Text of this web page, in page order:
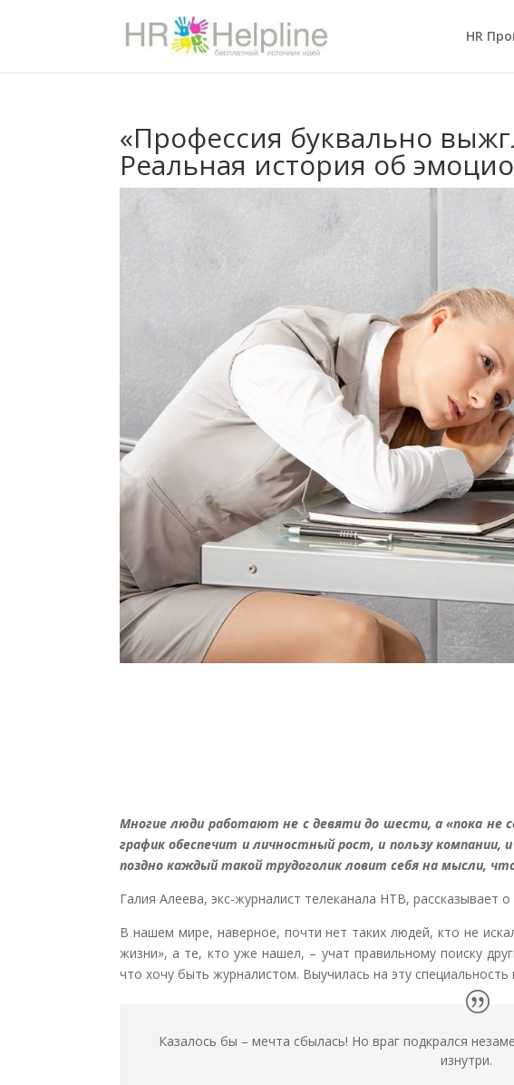
HR
«Профессия буквально
Реальная история об
Многие люди работают не с девяти до шести, а «пока не
график обеспечит и личностный рост, и пользу
поздно каждый такой трудоголик ловит себя на мысли,
Галия Алеева, экс-журналист телеканала НТВ, рассказывает
В нашем мире, наверное, почти нет таких людей, кто не
жизни», а те, кто уже нашел, – учат правильному поиску
что хочу быть журналистом. Выучилась на эту
Казалось бы – мечта сбылась! Но враг подкрался
изнутри.